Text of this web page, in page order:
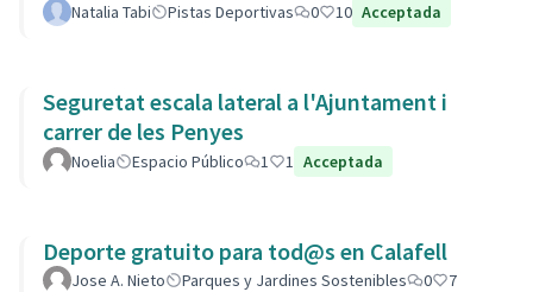
Natalia Tabi Pistas Deportivas 0 10 Acceptada
Seguretat escala lateral a l'Ajuntament i
carrer de les Penyes
Noelia Espacio Público 1 1 Acceptada
Deporte gratuito para tod@s en Calafell
Jose A. Nieto Parques y Jardines Sostenibles 0
7